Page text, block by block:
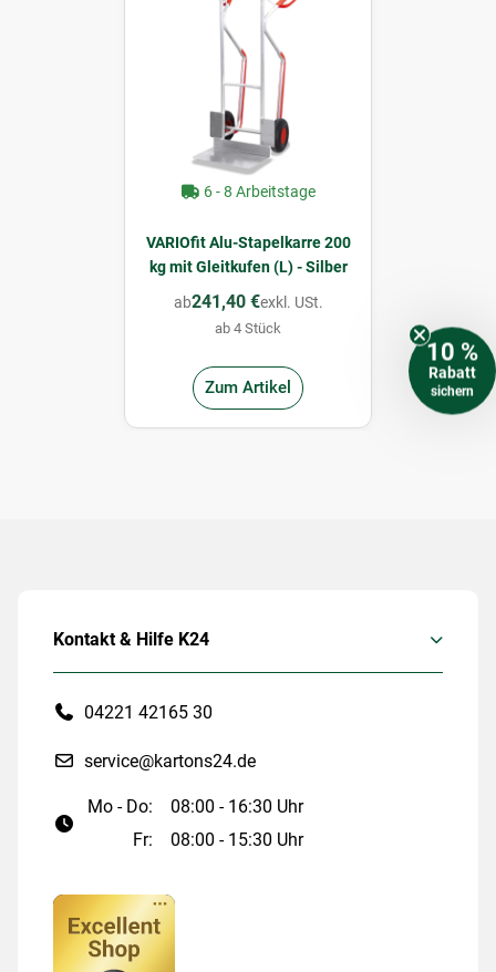
6 - 8 Arbeitstage
VARIOfit Alu-Stapelkarre 200
kg mit Gleitkufen (L) - Silber
ab241,40 €exkl. USt.
ab 4 Stück
Zum Artikel
Kontakt & Hilfe K24
04221 42165 30
service@kartons24.de
Mo - Do:
08:00 - 16:30 Uhr
Fr:
08:00 - 15:30 Uhr
10 %
Rabatt
sichern